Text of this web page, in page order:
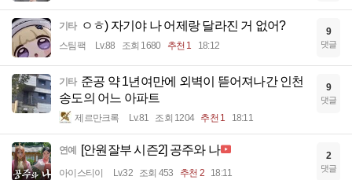
기타 ㅇㅎ) 자기야 나 어제랑 달라진 거 없어?
스팀팩 Lv.88 조회 1680 추천 1 18:12
9
댓글
기타 준공 약 1년여만에 외벽이 뜯어져나간 인천
송도의 어느 아파트
제르만크록 Lv.81 조회 1204 추천 1 18:11
9
댓글
연예 [안원잘부 시즌2] 공주와 나
아이스티이 Lv.32 조회 453 추천 2 18:11
2
댓글